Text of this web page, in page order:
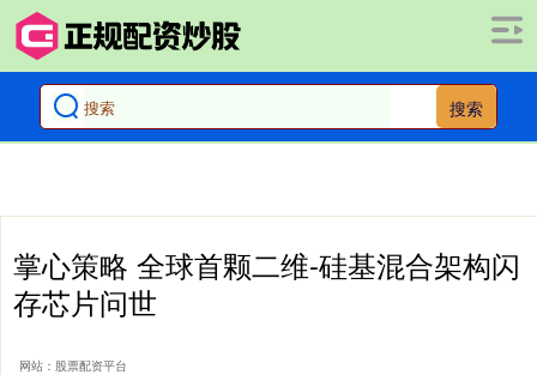
搜索
掌心策略 全球首颗二维-硅基混合架构闪
存芯片问世
网站：股票配资平台